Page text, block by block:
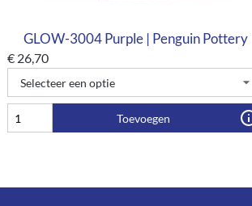
GLOW-3004 Purple | Penguin Pottery
€ 26,70
Toevoegen